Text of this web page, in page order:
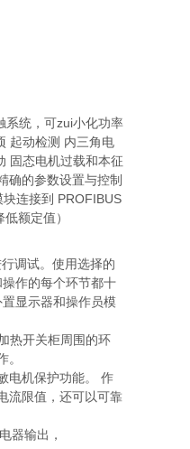
系统，可zui小化功率
起动检测 内三角电
固态电机过载和本征
确的参数设置与控制
连接到 PROFIBUS
额定值）
调试。使用选择的
作的每个环节都十
显示器和操作员模
热开关柜周围的环
电机保护功能。 作
流限值，还可以可靠
器输出，